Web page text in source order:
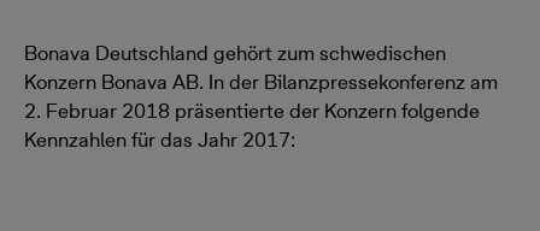
Bonava Deutschland gehört zum schwedischen
Konzern Bonava AB. In der Bilanzpressekonferenz am
2. Februar 2018 präsentierte der Konzern folgende
Kennzahlen für das Jahr 2017: